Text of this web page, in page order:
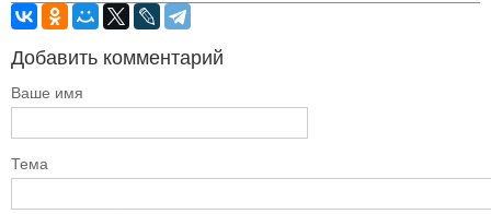
Добавить комментарий
Ваше имя
Тема